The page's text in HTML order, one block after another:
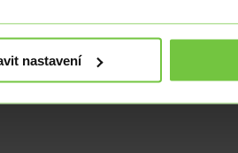
nastavení
na meziroční zpomalení růstu z…